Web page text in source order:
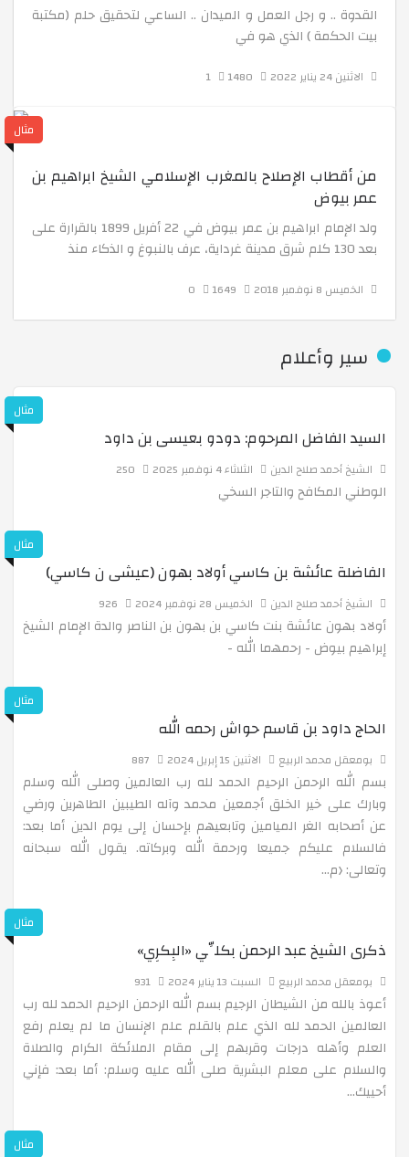
إفتتاح داخلية المنار
إحياء مناسبةالفاتــ 01 ـح من نوفمبر
اليوم العالمي للتغذية
اكتوبر الوردي
موضوع مهارات وأساليب لتحبيب التعلم لدى الطلبة
د رس التحول الفيزيائي والكيميائي - مشروع الشموع
البرنامج التكويني الأول للطلبة
حفل تكريم الطلبة الناجحين في البكالوريا دفعة التحدي 2024
تقرير الحفل الختامي لطالبات الشهادة دفعة الهمّة وحماس
الانتخابات
الثورة الصناعية
Me, my country and the world
القدوة .. و رجل العمل و الميدان .. الساعي لتحقيق حلم (مكتبة
بيت الحكمة ) الذي هو في
الاثنين 24 يناير 2022
مثال
من أقطاب الإصلاح بالمغرب الإسلامي الشيخ ابراهيم بن
عمر بيوض
ولد الإمام ابراهيم بن عمر بيوض في 22 أفريل 1899 بالقرارة على
بعد 130 كلم شرق مدينة غرداية، عرف بالنبوغ و الذكاء منذ
الخميس 8 نوفمبر 2018
سير وأعلام
مثال
السيد الفاضل المرحوم: دودو بعيسى بن داود
الشيخ أحمد صلاح الدين الثلاثاء 4 نوفمبر 2025
الوطني المكافح والتاجر السخي
مثال
الفاضلة عائشة بن كاسي أولاد بهون (عيشى ن كاسي)
الشيخ أحمد صلاح الدين الخميس 28 نوفمبر 2024
أولاد بهون عائشة بنت كاسي بن بهون بن الناصر والدة الإمام الشيخ
إبراهيم بيوض - رحمهما الله -
مثال
الحاج داود بن قاسم حواش رحمه الله
بومعقل محمد الربيع الاثنين 15 إبريل 2024
بسم الله الرحمن الرحيم الحمد لله رب العالمين وصلى الله وسلم
وبارك على خير الخلق أجمعين محمد وآله الطيبين الطاهرين ورضي
عن أصحابه الغر الميامين وتابعيهم بإحسان إلى يوم الدين أما بعد:
فالسلام عليكم جميعا ورحمة الله وبركاته. يقول الله سبحانه
وتعالى: ﴿م...
مثال
ذكرى الشيخ عبد الرحمن بكلِّي «البِكرِي»
بومعقل محمد الربيع السبت 13 يناير 2024
أعوذ بالله من الشيطان الرجيم بسم الله الرحمن الرحيم الحمد لله رب
العالمين الحمد لله الذي علم بالقلم علم الإنسان ما لم يعلم رفع
العلم وأهله درجات وقربهم إلى مقام الملائكة الكرام والصلاة
والسلام على معلم البشرية صلى الله عليه وسلم: أما بعد: فإني
أحييك...
مثال